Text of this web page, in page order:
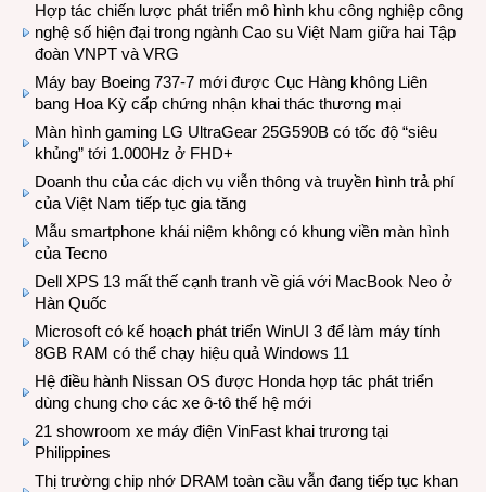
Hợp tác chiến lược phát triển mô hình khu công nghiệp công
nghệ số hiện đại trong ngành Cao su Việt Nam giữa hai Tập
đoàn VNPT và VRG
Máy bay Boeing 737-7 mới được Cục Hàng không Liên
bang Hoa Kỳ cấp chứng nhận khai thác thương mại
Màn hình gaming LG UltraGear 25G590B có tốc độ “siêu
khủng” tới 1.000Hz ở FHD+
Doanh thu của các dịch vụ viễn thông và truyền hình trả phí
của Việt Nam tiếp tục gia tăng
Mẫu smartphone khái niệm không có khung viền màn hình
của Tecno
Dell XPS 13 mất thế cạnh tranh về giá với MacBook Neo ở
Hàn Quốc
Microsoft có kế hoạch phát triển WinUI 3 để làm máy tính
8GB RAM có thể chạy hiệu quả Windows 11
Hệ điều hành Nissan OS được Honda hợp tác phát triển
dùng chung cho các xe ô-tô thế hệ mới
21 showroom xe máy điện VinFast khai trương tại
Philippines
Thị trường chip nhớ DRAM toàn cầu vẫn đang tiếp tục khan